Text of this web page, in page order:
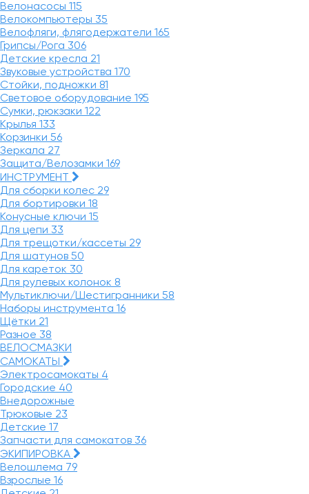
Велонасосы 115
Велокомпьютеры 35
Велофляги, флягодержатели 165
Грипсы/Рога 306
Детские кресла 21
Звуковые устройства 170
Стойки, подножки 81
Световое оборудование 195
Сумки, рюкзаки 122
Крылья 133
Корзинки 56
Зеркала 27
Защита/Велозамки 169
ИНСТРУМЕНТ
Для сборки колес 29
Для бортировки 18
Конусные ключи 15
Для цепи 33
Для трещотки/кассеты 29
Для шатунов 50
Для кареток 30
Для рулевых колонок 8
Мультиключи/Шестигранники 58
Наборы инструмента 16
Щётки 21
Разное 38
ВЕЛОСМАЗКИ
САМОКАТЫ
Электросамокаты 4
Городские 40
Внедорожные
Трюковые 23
Детские 17
Запчасти для самокатов 36
ЭКИПИРОВКА
Велошлема 79
Взрослые 16